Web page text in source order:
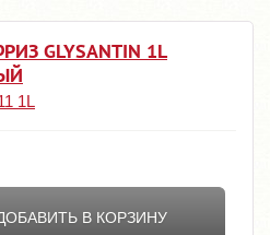
GLYSANTIN 1L
1L
В КОРЗИНУ